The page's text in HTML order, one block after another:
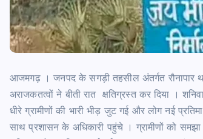
आजमगढ़ । जनपद के सगड़ी तहसील अंतर्गत रौनापार
अराजकतत्वों ने बीती रात क्षतिग्रस्त कर दिया ।
धीरे ग्रामीणों की भारी भीड़ जुट गई और लोग नई
साथ प्रशासन के अधिकारी पहुंचे । ग्रामीणों को